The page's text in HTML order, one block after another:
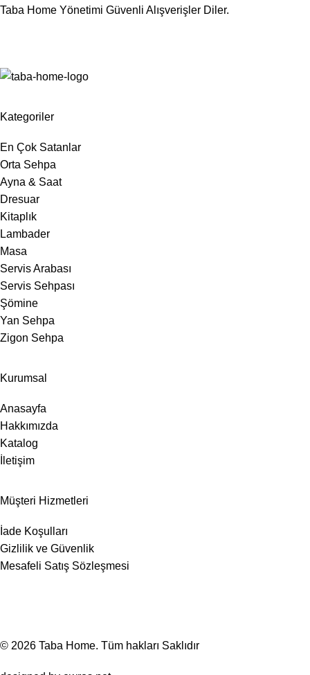
Taba Home Yönetimi Güvenli Alışverişler Diler.
Kategoriler
En Çok Satanlar
Orta Sehpa
Ayna & Saat
Dresuar
Kitaplık
Lambader
Masa
Servis Arabası
Servis Sehpası
Şömine
Yan Sehpa
Zigon Sehpa
Kurumsal
Anasayfa
Hakkımızda
Katalog
İletişim
Müşteri Hizmetleri
İade Koşulları
Gizlilik ve Güvenlik
Mesafeli Satış Sözleşmesi
© 2026 Taba Home. Tüm hakları Saklıdır